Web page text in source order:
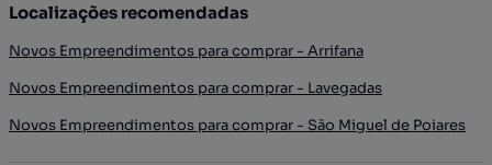
Localizações recomendadas
Novos Empreendimentos para comprar - Arrifana
Novos Empreendimentos para comprar - Lavegadas
Novos Empreendimentos para comprar - São Miguel de Poiares